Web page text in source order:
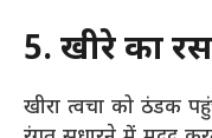
5. खीरे का रस
खीरा त्वचा को ठंडक